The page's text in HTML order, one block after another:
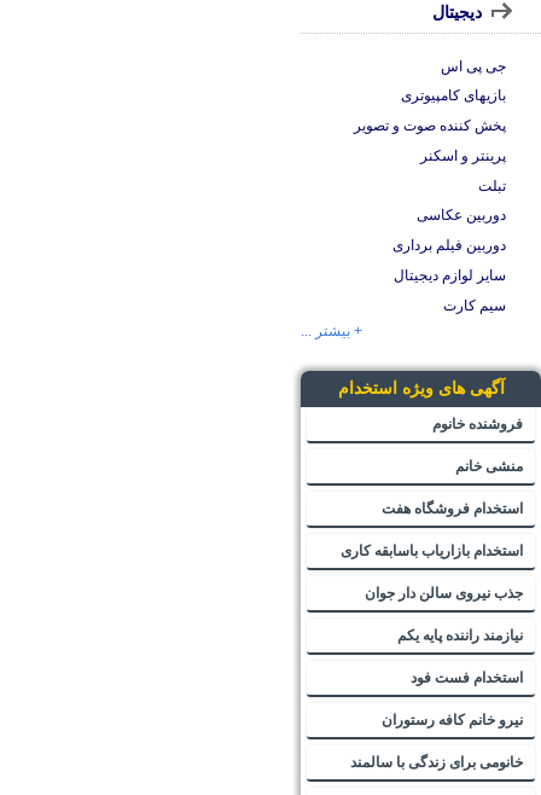
دیجیتال
جی پی اس
بازیهای کامپیوتری
پخش کننده صوت و تصویر
پرینتر و اسکنر
تبلت
دوربین عکاسی
دوربین فیلم برداری
سایر لوازم دیجیتال
سیم کارت
+ بیشتر ...
آگهی های ویژه استخدام
فروشنده خانوم
منشی خانم
استخدام فروشگاه هفت
استخدام بازاریاب باسابقه کاری
جذب نیروی سالن دار جوان
نیازمند راننده پایه یکم
استخدام فست فود
نیرو خانم کافه رستوران
خانومی برای زندگی با سالمند